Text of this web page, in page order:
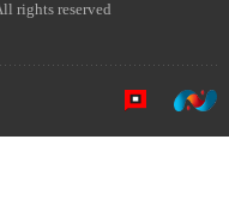
rights reserved